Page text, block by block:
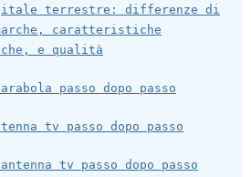
terrestre: differenze di
caratteristiche
e qualità
passo dopo passo
tv passo dopo passo
tv passo dopo passo